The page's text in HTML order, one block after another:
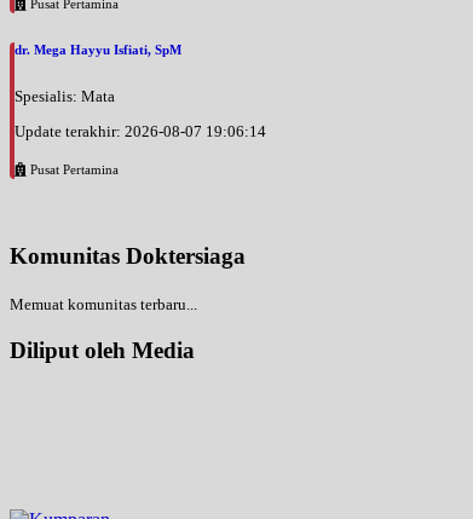
Pusat Pertamina
dr. Mega Hayyu Isfiati, SpM
Spesialis: Mata
Update terakhir: 2026-08-07 19:06:14
Pusat Pertamina
Komunitas Doktersiaga
Memuat komunitas terbaru...
Diliput oleh Media